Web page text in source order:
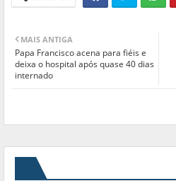
MAIS ANTIGA
Papa Francisco acena para fiéis e
deixa o hospital após quase 40 dias
internado